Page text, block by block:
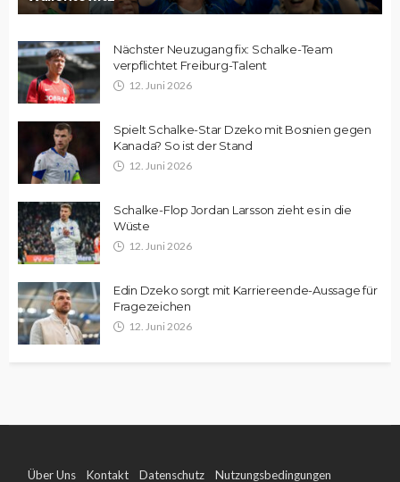
Nächster Neuzugang fix: Schalke-Team
verpflichtet Freiburg-Talent
12. Juni 2026
Spielt Schalke-Star Dzeko mit Bosnien gegen
Kanada? So ist der Stand
12. Juni 2026
Schalke-Flop Jordan Larsson zieht es in die
Wüste
12. Juni 2026
Edin Dzeko sorgt mit Karriereende-Aussage für
Fragezeichen
12. Juni 2026
Über Uns Kontakt Datenschutz Nutzungsbedingungen